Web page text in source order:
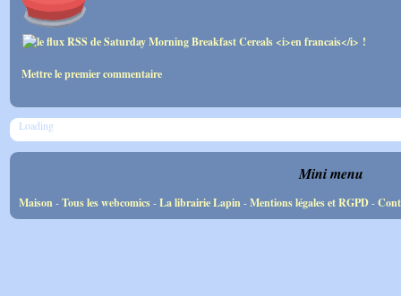
Mettre le premier commentaire
Loading
Mini menu
Maison-Tous les webcomics-La librairie Lapin-Mentions légales et RGPD-